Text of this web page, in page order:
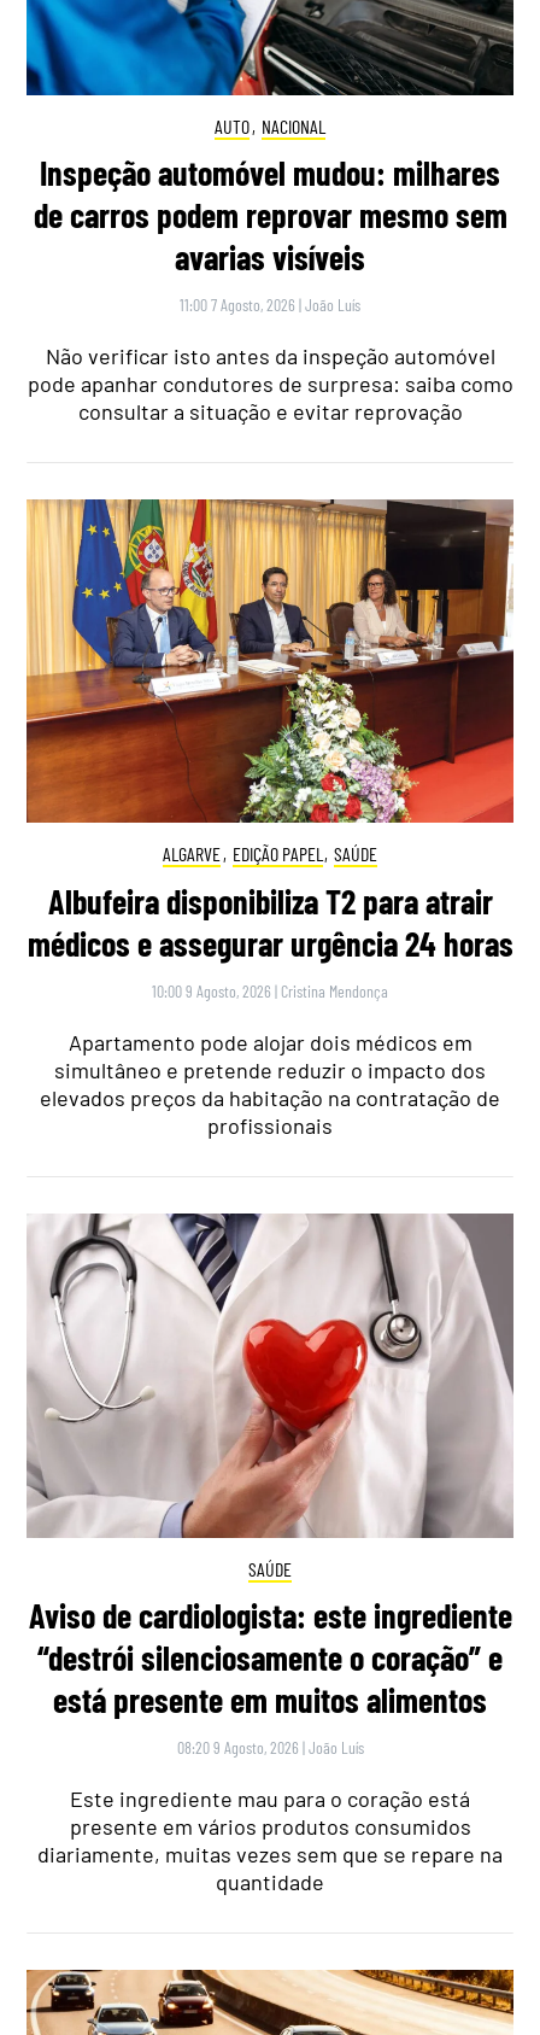
AUTO, NACIONAL
Inspeção automóvel mudou: milhares
de carros podem reprovar mesmo sem
avarias visíveis
11:00 7 Agosto, 2026 |João Luís
Não verificar isto antes da inspeção automóvel
pode apanhar condutores de surpresa: saiba como
consultar a situação e evitar reprovação
ALGARVE, EDIÇÃO PAPEL , SAÚDE
Albufeira disponibiliza T2 para atrair
médicos e assegurar urgência 24 horas
10:00 9 Agosto, 2026 | Cristina Mendonça
Apartamento pode alojar dois médicos em
simultâneo e pretende reduzir o impacto dos
elevados preços da habitação na contratação de
profissionais
SAÚDE
Aviso de cardiologista: este ingrediente
“destrói silenciosamente o coração” e
está presente em muitos alimentos
08:20 9 Agosto, 2026 |João Luís
Este ingrediente mau para o coração está
presente em vários produtos consumidos
diariamente, muitas vezes sem que se repare na
quantidade